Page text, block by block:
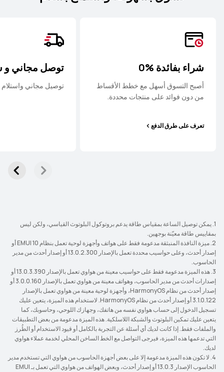
شراء بفائدة ‎0%‎
أصبح التسوق أسهل مع خطط الأقساط
من دون فوائد على منتجات محددة.
تعرف على طرق الدفع
توصل مجاني و
توصيل مجاني
1. يمكن توصيل الساعة بمقياس طاقة يدعم بروتوكول البلوتوث القياسي، ولكن ليس
بمقاييس طاقة معيّنة بوجهين.
2. ميزة النافذة المنبثقة مدعومة فقط على هواتف وأجهزة لوحية تعمل بنظام EMUI 10 أو
إصدار أحدث، وعلى حواسيب محددة تعمل بالإصدار 13.0.2.300 أو إصدار أحدث من مدير
الحاسوب.
3. هذه الميزة مدعومة فقط على حواسيب معينة من هواوي تعمل بالإصدار 13.0.3.390 أو
إصدارات أحدث من مدير الحاسوب، وهواتف معينة من هواوي تعمل بالإصدار 3.0.0.160 أو
إصدار أحدث من نظام HarmonyOS، وأجهزة لوحية معينة من هواوي تعمل بالإصدار
3.1.0.122 أو إصدار أحدث من نظام HarmonyOS. لاستخدام هذه الميزة، يتعين عليك
تسجيل الدخول إلى حساب هواوي نفسه من هاتفك، وجهازك اللوحي، وحاسوبك، كما
يتعين عليك تمكين البلوتوث والشبكة اللاسلكية. هذه الميزة مدعومة من بعض التطبيقات
والملفات فقط. إذا كانت لديك أي أسئلة عن التجربة بالكامل أو قيود الاستخدام أو الطُرز
التي تدعمها هذه الميزة، فيرجى التواصل مع الخط الساخن المحلي لخدمة عملاء هواوي
لديك.
4. لا تكون هذه الميزة مدعومة إلا على بعض أجهزة الحاسوب من هواوي التي تستخدم مدير
الحاسوب الإصدار 13.0.3 أو إصدار أحدث، وبعض الهواتف من هواوي التي تعمل بـ EMUI